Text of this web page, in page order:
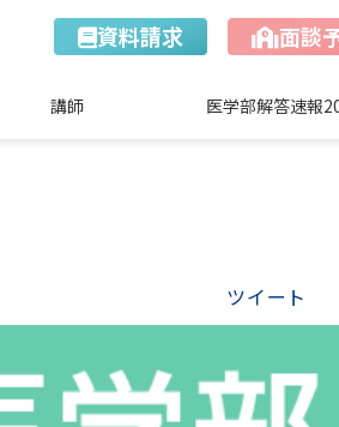
資料請求 面談
講師 医学部解答速報
ツイート